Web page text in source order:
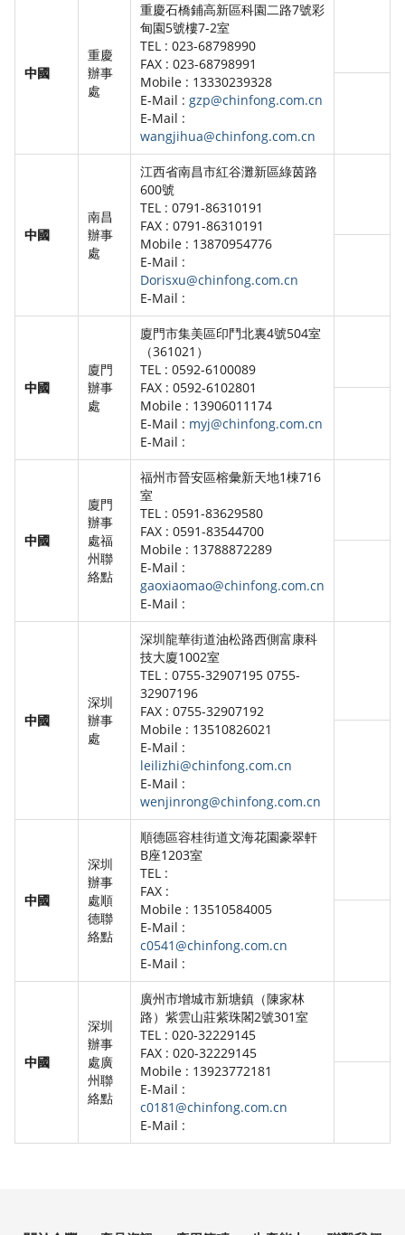
中國
重慶
辦事
處
重慶石橋鋪高新區科園二路7號彩
甸園5號樓7-2室
TEL : 023-68798990
FAX : 023-68798991
Mobile : 13330239328
E-Mail : gzp@chinfong.com.cn
E-Mail :
wangjihua@chinfong.com.cn
中國
南昌
辦事
處
江西省南昌市紅谷灘新區綠茵路
600號
TEL : 0791-86310191
FAX : 0791-86310191
Mobile : 13870954776
E-Mail :
Dorisxu@chinfong.com.cn
E-Mail :
中國
廈門
辦事
處
廈門市集美區印鬥北裏4號504室
（361021）
TEL : 0592-6100089
FAX : 0592-6102801
Mobile : 13906011174
E-Mail : myj@chinfong.com.cn
E-Mail :
中國
廈門
辦事
處福
州聯
絡點
福州市晉安區榕彙新天地1棟716
室
TEL : 0591-83629580
FAX : 0591-83544700
Mobile : 13788872289
E-Mail :
gaoxiaomao@chinfong.com.cn
E-Mail :
中國
深圳
辦事
處
深圳龍華街道油松路西側富康科
技大廈1002室
TEL : 0755-32907195 0755-
32907196
FAX : 0755-32907192
Mobile : 13510826021
E-Mail :
leilizhi@chinfong.com.cn
E-Mail :
wenjinrong@chinfong.com.cn
中國
深圳
辦事
處順
德聯
絡點
順德區容桂街道文海花園豪翠軒
B座1203室
TEL :
FAX :
Mobile : 13510584005
E-Mail :
c0541@chinfong.com.cn
E-Mail :
中國
深圳
辦事
處廣
州聯
絡點
廣州市增城市新塘鎮（陳家林
路）紫雲山莊紫珠閣2號301室
TEL : 020-32229145
FAX : 020-32229145
Mobile : 13923772181
E-Mail :
c0181@chinfong.com.cn
E-Mail :